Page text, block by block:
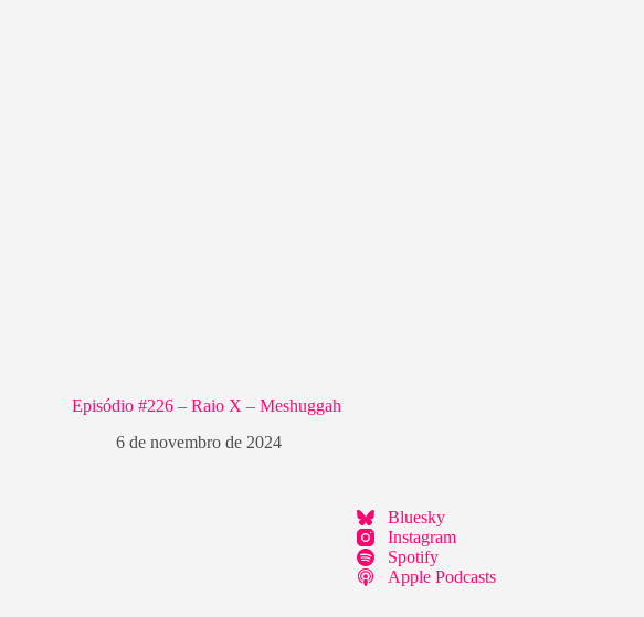
Episódio #226 – Raio X – Meshuggah
6 de novembro de 2024
Bluesky
Instagram
Spotify
Apple Podcasts